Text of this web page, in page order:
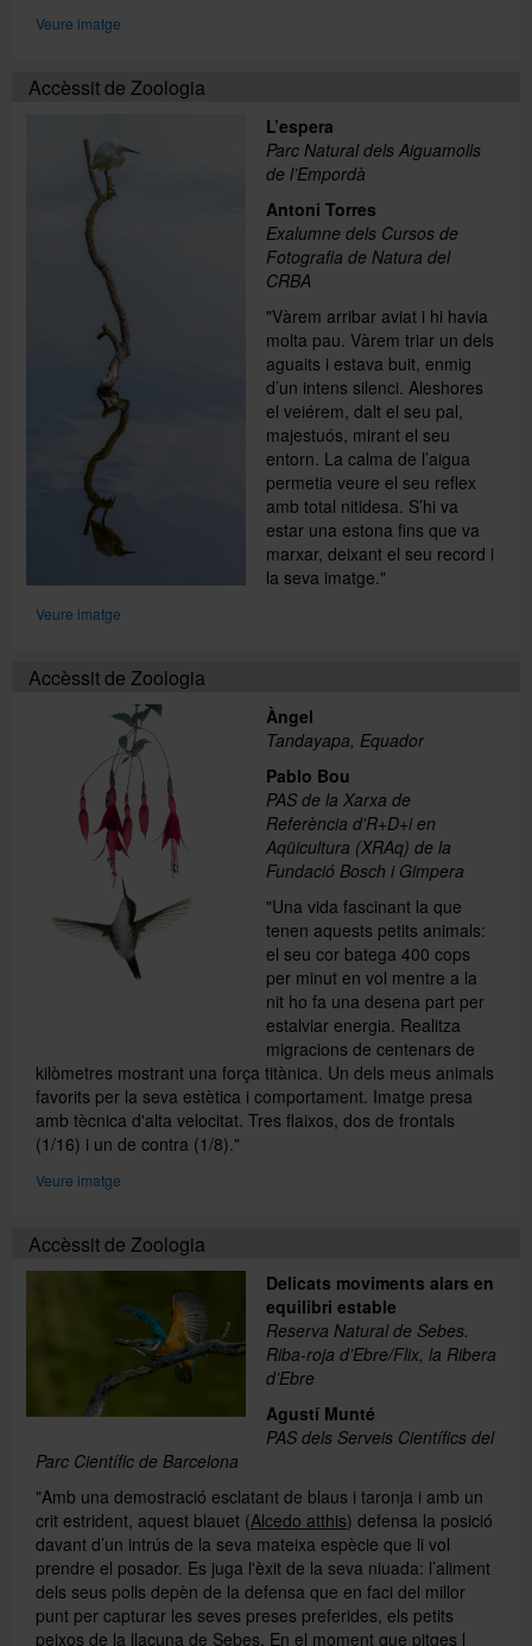
Veure imatge
Accèssit de Zoologia
L’espera
Parc Natural dels Aiguamolls
de l’Empordà
Antoni Torres
Exalumne dels Cursos de
Fotografia de Natura del
CRBA
"Vàrem arribar aviat i hi havia
molta pau. Vàrem triar un dels
aguaits i estava buit, enmig
d’un intens silenci. Aleshores
el veiérem, dalt el seu pal,
majestuós, mirant el seu
entorn. La calma de l’aigua
permetia veure el seu reflex
amb total nitidesa. S’hi va
estar una estona fins que va
marxar, deixant el seu record i
la seva imatge."
Veure imatge
Accèssit de Zoologia
Àngel
Tandayapa, Equador
Pablo Bou
PAS de la Xarxa de
Referència d'R+D+i en
Aqüicultura (XRAq) de la
Fundació Bosch i Gimpera
"Una vida fascinant la que
tenen aquests petits animals:
el seu cor batega 400 cops
per minut en vol mentre a la
nit ho fa una desena part per
estalviar energia. Realitza
migracions de centenars de
kilòmetres mostrant una força titànica. Un dels meus animals
favorits per la seva estètica i comportament. Imatge presa
amb tècnica d'alta velocitat. Tres flaixos, dos de frontals
(1/16) i un de contra (1/8)."
Veure imatge
Accèssit de Zoologia
Delicats moviments alars en
equilibri estable
Reserva Natural de Sebes.
Riba-roja d’Ebre/Flix, la Ribera
d’Ebre
Agustí Munté
PAS dels Serveis Científics del
Parc Científic de Barcelona
"Amb una demostració esclatant de blaus i taronja i amb un
crit estrident, aquest blauet (Alcedo atthis) defensa la posició
davant d’un intrús de la seva mateixa espècie que li vol
prendre el posador. Es juga l'èxit de la seva niuada: l’aliment
dels seus polls depèn de la defensa que en faci del millor
punt per capturar les seves preses preferides, els petits
peixos de la llacuna de Sebes. En el moment que pitges l